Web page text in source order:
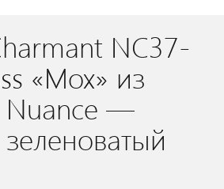
NC37-
«Мох» из
Nuance —